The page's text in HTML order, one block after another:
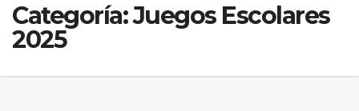
Categoría:Juegos Escolares
2025